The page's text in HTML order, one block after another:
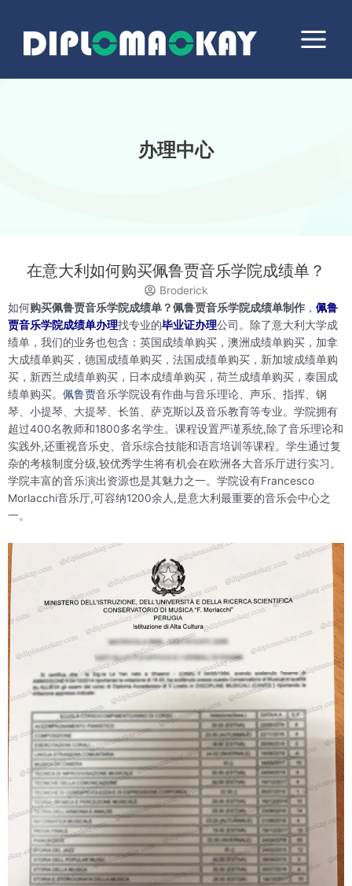
Menu
办理中心
在意大利如何购买佩鲁贾音乐学院成绩单？
Broderick
如何购买佩鲁贾音乐学院成绩单？佩鲁贾音乐学院成绩单制作 ， 佩鲁
贾音乐学院成绩单办理找专业的毕业证办理公司。除了意大利大学成
绩单，我们的业务也包含：英国成绩单购买，澳洲成绩单购买，加拿
大成绩单购买，德国成绩单购买，法国成绩单购买，新加坡成绩单购
买，新西兰成绩单购买，日本成绩单购买，荷兰成绩单购买，泰国成
绩单购买。 佩鲁贾音乐学院设有作曲与音乐理论、声乐、指挥、钢
琴、小提琴、大提琴、长笛、萨克斯以及音乐教育等专业。学院拥有
超过400名教师和1800多名学生。课程设置严谨系统,除了音乐理论和
实践外,还重视音乐史、音乐综合技能和语言培训等课程。学生通过复
杂的考核制度分级,较优秀学生将有机会在欧洲各大音乐厅进行实习。
学院丰富的音乐演出资源也是其魅力之一。学院设有Francesco
Morlacchi音乐厅,可容纳1200余人,是意大利最重要的音乐会中心之
一。